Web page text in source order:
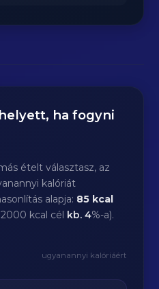
helyett, ha fogyni
ételt választasz, az
kalóriát
alapja: 85 kcal
kcal cél kb.4%-a).
ugyanannyi kalóriáért